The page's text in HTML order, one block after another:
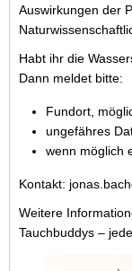
Auswirkungen der
Habt ihr die
Dann meldet bitte:
Fundort,
ungefähres
wenn möglich
Kontakt:
Weitere
Tauchbuddys –